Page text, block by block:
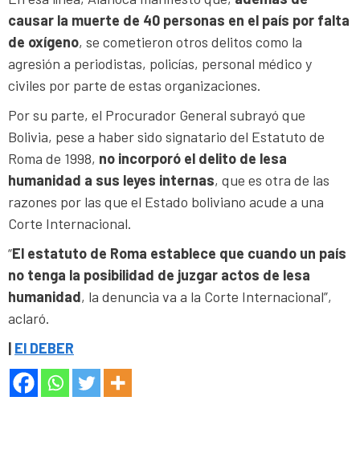
causar la muerte de 40 personas en el país por falta
de oxígeno, se cometieron otros delitos como la
agresión a periodistas, policías, personal médico y
civiles por parte de estas organizaciones.
Por su parte, el Procurador General subrayó que
Bolivia, pese a haber sido signatario del Estatuto de
Roma de 1998, no incorporó el delito de lesa
humanidad a sus leyes internas, que es otra de las
razones por las que el Estado boliviano acude a una
Corte Internacional.
“El estatuto de Roma establece que cuando un país
no tenga la posibilidad de juzgar actos de lesa
humanidad, la denuncia va a la Corte Internacional”,
aclaró.
| El DEBER